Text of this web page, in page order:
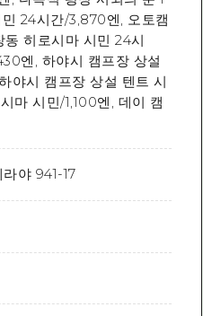
24시간/3,870엔, 오토캠
히로시마 시민 24시
엔, 하야시 캠프장 상설
야시 캠프장 상설 텐트 시
마 시민/1,100엔, 데이 캠
야 941-17